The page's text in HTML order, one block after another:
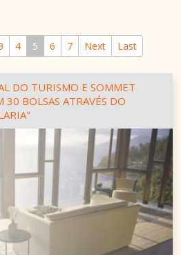
4 5 6 7 Next Last
DO TURISMO E SOMMET
30 BOLSAS ATRAVÉS DO